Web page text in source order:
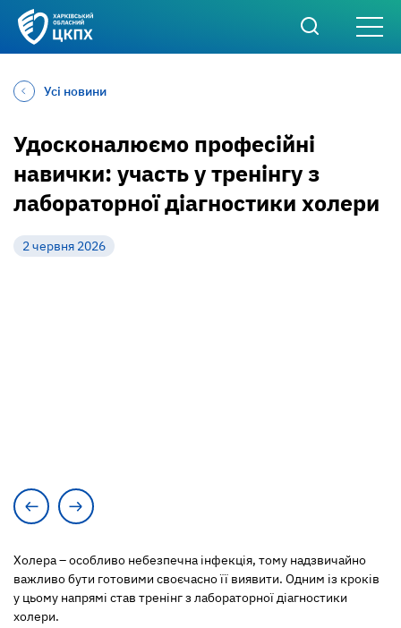
Усі новини
Удосконалюємо професійні
навички: участь у тренінгу з
лабораторної діагностики холери
2 червня 2026
Холера – особливо небезпечна інфекція, тому надзвичайно
важливо бути готовими своєчасно її виявити. Одним із кроків
у цьому напрямі став тренінг з лабораторної діагностики
холери.